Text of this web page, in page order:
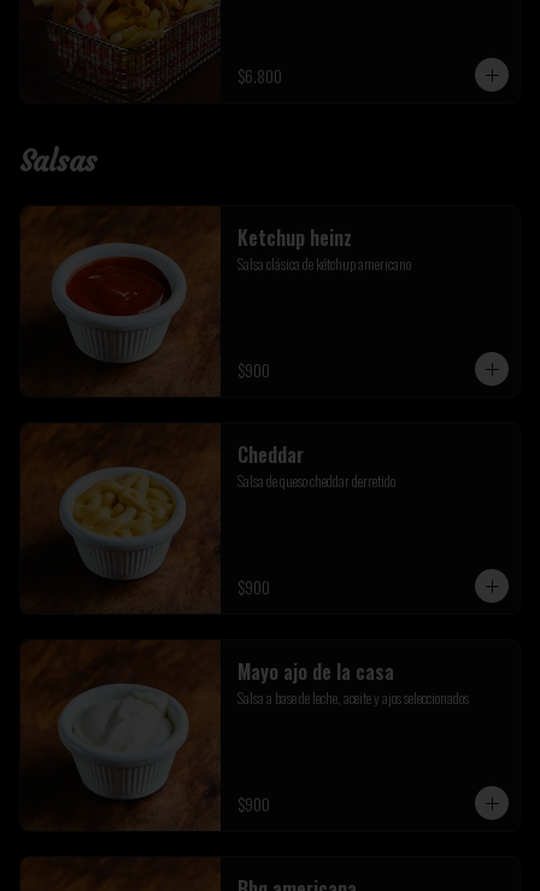
$6.800
Salsas
Ketchup heinz
Salsa clásica de kétchup americano
$900
Cheddar
Salsa de queso cheddar derretido
$900
Mayo ajo de la casa
Salsa a base de leche, aceite y ajos seleccionados
$900